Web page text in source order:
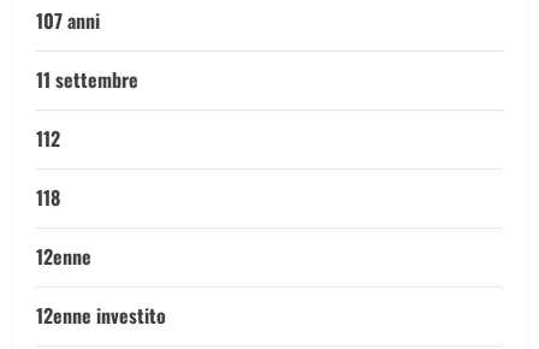
107 anni
11 settembre
112
118
12enne
12enne investito